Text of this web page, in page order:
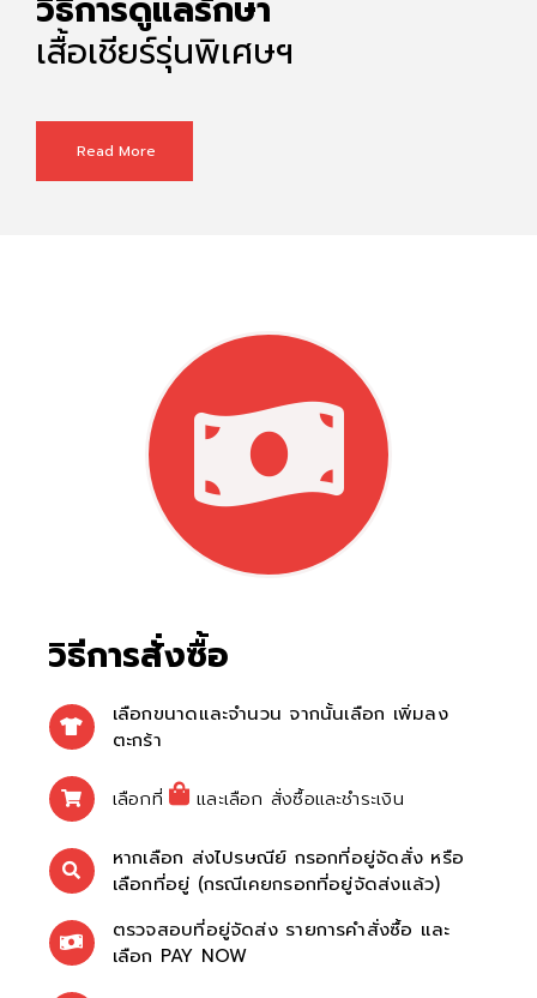
เสื้อเชียร์รุ่นพิเศษฯ
Read More
วิธีการสั่งซื้อ
เลือกขนาดและจำนวน จากนั้นเลือก เพิ่มลง
ตะกร้า
เลือกที่ และเลือก สั่งซื้อและชำระเงิน
หากเลือก ส่งไปรษณีย์ กรอกที่อยู่จัดสั่ง หรือ
เลือกที่อยู่ (กรณีเคยกรอกที่อยู่จัดส่งแล้ว)
ตรวจสอบที่อยู่จัดส่ง รายการคำสั่งซื้อ และ
เลือก PAY NOW